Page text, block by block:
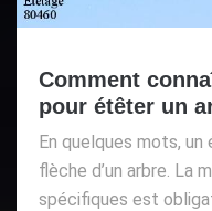
Comment
pour étêter un
En quelques mots,
flèche d’un arbre. La
spécifiques est